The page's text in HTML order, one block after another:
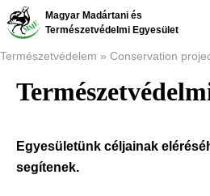
Ugrás
tartalomra
Magyar Madártani és
Természetvédelmi Egyesület
Morzsa
Természetvédelem Conservation
Egyesületünk céljainak
segítenek.